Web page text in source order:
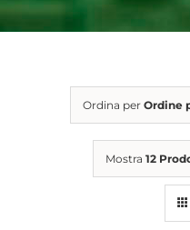
Ordina per Ordine
Mostra 12